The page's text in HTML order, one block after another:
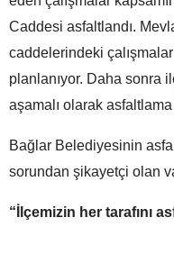
Caddesi asfaltlandı.
caddelerindeki
planlanıyor. Daha sonra
aşamalı olarak asfaltlama
Bağlar Belediyesinin
sorundan şikayetçi olan
“İlçemizin her tarafını